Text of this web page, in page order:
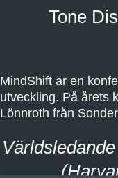
Tone
MindShift är en
utveckling. På årets
Lönnroth från